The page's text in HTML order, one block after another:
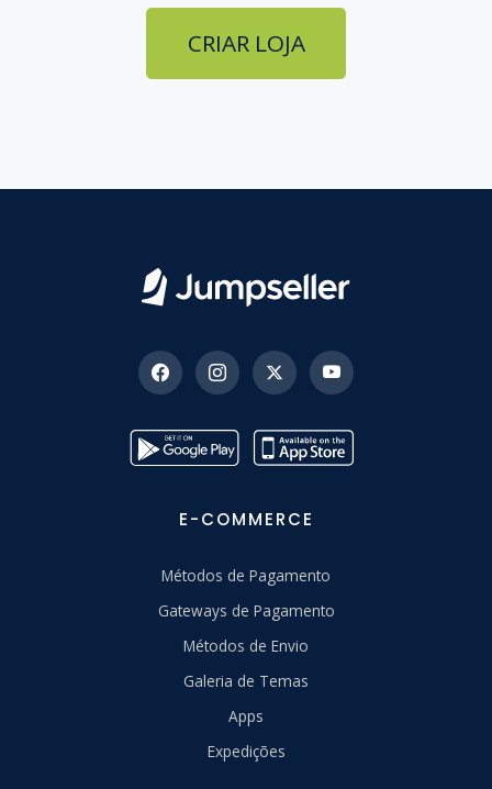
CRIAR LOJA
E-COMMERCE
Métodos de Pagamento
Gateways de Pagamento
Métodos de Envio
Galeria de Temas
Apps
Expedições